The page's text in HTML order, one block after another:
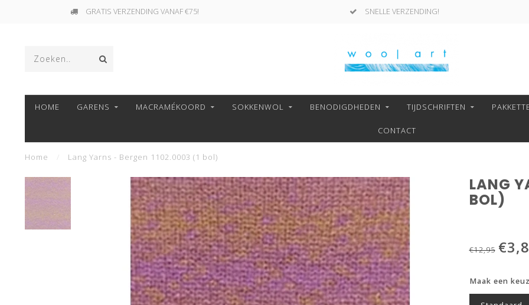
GRATIS VERZENDING VANAF €75! SNELLE VERZENDING!
HOME GARENS MACRAMÉKOORD SOKKENWOL BENODIGDHEDEN TIJDSCHRIFTEN
CONTACT
Home Lang Yarns - Bergen 1102.0003 (1 bol)
LANG
BOL)
€12,95
Maak een